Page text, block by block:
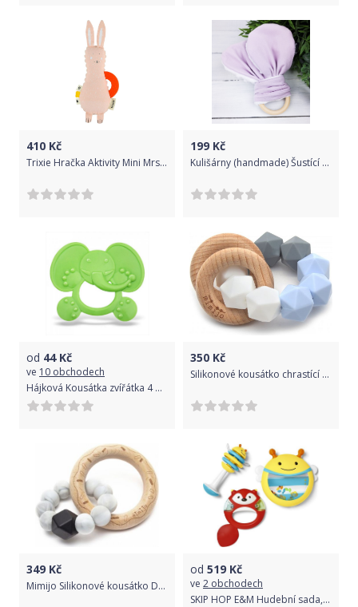
410 Kč
Trixie Hračka Aktivity Mini Mrs. Rabbit 2021
199 Kč
Kulišárny (handmade) Šustící kousátko pro miminko PURPLE sklad š
od 44Kč
ve 10 obchodech
Hájková Kousátka zvířátka 4 druhy
350 Kč
Silikonové kousátko chrastící 2v1 Bruno
349 Kč
Mimijo Silikonové kousátko Donut - černý
od 519 Kč
ve 2 obchodech
SKIP HOP E&M Hudební sada, set 3 ks